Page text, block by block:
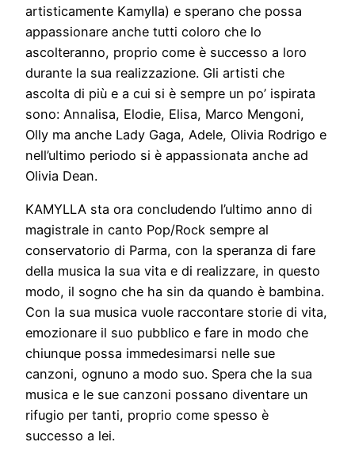
artisticamente Kamylla) e sperano che possa
appassionare anche tutti coloro che lo
ascolteranno, proprio come è successo a loro
durante la sua realizzazione. Gli artisti che
ascolta di più e a cui si è sempre un po’ ispirata
sono: Annalisa, Elodie, Elisa, Marco Mengoni,
Olly ma anche Lady Gaga, Adele, Olivia Rodrigo e
nell’ultimo periodo si è appassionata anche ad
Olivia Dean.
KAMYLLA sta ora concludendo l’ultimo anno di
magistrale in canto Pop/Rock sempre al
conservatorio di Parma, con la speranza di fare
della musica la sua vita e di realizzare, in questo
modo, il sogno che ha sin da quando è bambina.
Con la sua musica vuole raccontare storie di vita,
emozionare il suo pubblico e fare in modo che
chiunque possa immedesimarsi nelle sue
canzoni, ognuno a modo suo. Spera che la sua
musica e le sue canzoni possano diventare un
rifugio per tanti, proprio come spesso è
successo a lei.